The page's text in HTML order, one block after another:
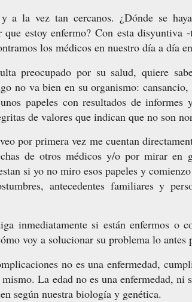
a la vez tan cercanos. ¿Dónde se
que estoy enfermo? Con esta disyuntiva
los médicos en nuestro día a día
preocupado por su salud, quiere
no va bien en su organismo:
papeles con resultados de informes
de valores que indican que no son
por primera vez me cuentan
de otros médicos y/o por mirar en
si yo no miro esos papeles y
antecedentes familiares y
inmediatamente si están enfermos o
voy a solucionar su problema lo antes
no es una enfermedad,
La edad no es una enfermedad, ni
según nuestra biología y genética.